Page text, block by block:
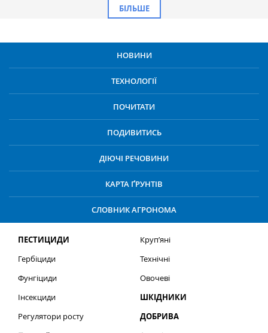
БІЛЬШЕ
НОВИНИ
ТЕХНОЛОГІЇ
ПОЧИТАТИ
ПОДИВИТИСЬ
ДІЮЧІ РЕЧОВИНИ
КАРТА ҐРУНТІВ
СЛОВНИК АГРОНОМА
ПЕСТИЦИДИ
Гербіциди
Фунгіциди
Інсекциди
Регулятори росту
Круп’яні
Технічні
Овочеві
ШКІДНИКИ
ДОБРИВА